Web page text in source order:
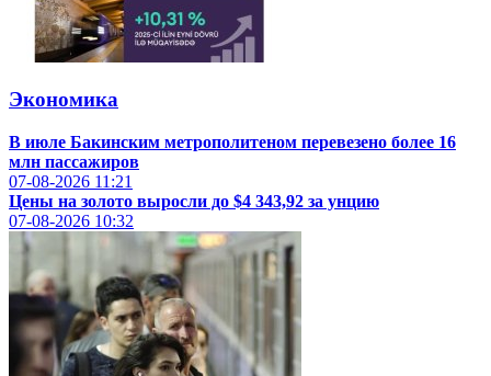
Экономика
В июле Бакинским метрополитеном перевезено более 16
млн пассажиров
07-08-2026 11:21
Цены на золото выросли до $4 343,92 за унцию
07-08-2026 10:32